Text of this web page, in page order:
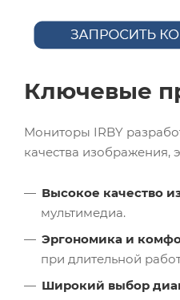
Ключевые
Мониторы IRBY
качества изображения,
Высокое качество
мультимедиа.
Эргономика и
при длительной
Широкий выбор